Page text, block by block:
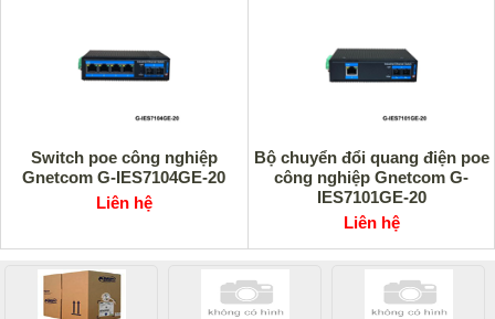
Switch poe công nghiệp
Gnetcom G-IES7104GE-20
Liên hệ
Bộ chuyển đổi quang điện poe
công nghiệp Gnetcom G-
IES7101GE-20
Liên hệ